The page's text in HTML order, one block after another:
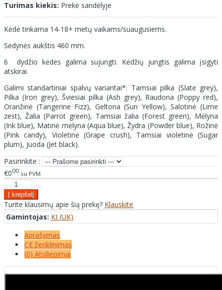
Turimas kiekis: Prekė sandėlyje
Kėdė tinkama 14-18+ metų vaikams/suaugusiems.
Sėdynės aukštis 460 mm.
6 dydžio kėdes galima sujungti. Kėdžių jungtis galima įsigyti
atskirai.
Galimi standartiniai spalvų variantai*: Tamsiai pilka (Slate grey),
Pilka (Iron grey), Šviesiai pilka (Ash grey), Raudona (Poppy red),
Oranžinė (Tangerine Fizz), Geltona (Sun Yellow), Salotinė (Lime
zest), Žalia (Parrot green), Tamsiai žalia (Forest green), Mėlyna
(Ink blue), Matinė mėlyna (Aqua blue), Žydra (Powder blue), Rožinė
(Pink candy), Violetinė (Grape crush), Tamsiai violetinė (Sugar
plum), Juoda (Jet black).
Pasirinkite :
€000 su PVM
Turite klausimų apie šią prekę? Klauskite
Gamintojas: KI (UK)
Aprašymas
CE ženklinimas
(0) Atsiliepimai